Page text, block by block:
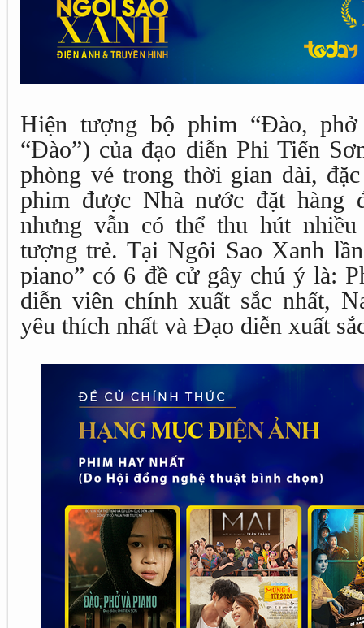
Hiện tượng bộ phim “Đào,
“Đào”) của đạo diễn Phi Tiến
phòng vé trong thời gian dài,
phim được Nhà nước đặt hàng
nhưng vẫn có thể thu hút
tượng trẻ. Tại Ngôi Sao Xanh
piano” có 6 đề cử gây chú ý là:
diễn viên chính xuất sắc nhất,
yêu thích nhất và Đạo diễn xuất